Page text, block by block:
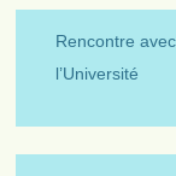
Rencontre
l’Université